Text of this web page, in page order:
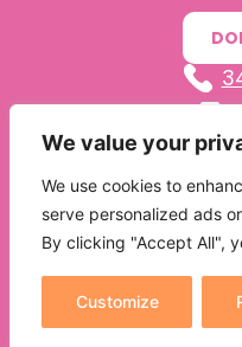
We value your
We use cookies to
serve personalized ads
By clicking "Accept All",
Customize
365GiorniAlFemminile –
P. IVA
L’Associazione ha posto in essere
“Regolamento Europeo in